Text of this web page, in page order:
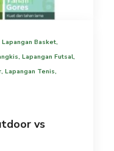
Lapangan Basket,
, Lapangan Futsal,
, Lapangan Tenis,
vs